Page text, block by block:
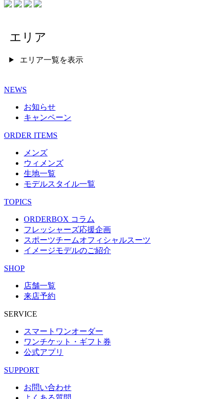
エリア
エリア一覧を表示
NEWS
お知らせ
キャンペーン
ORDER ITEMS
メンズ
ウィメンズ
生地一覧
モデルスタイル一覧
TOPICS
ORDERBOX コラム
フレッシャーズ応援企画
スポーツチームオフィシャルスーツ
イメージモデルのご紹介
SHOP
店舗一覧
来店予約
SERVICE
スマートワンオーダー
ワンチケット・ギフト券
公式アプリ
SUPPORT
お問い合わせ